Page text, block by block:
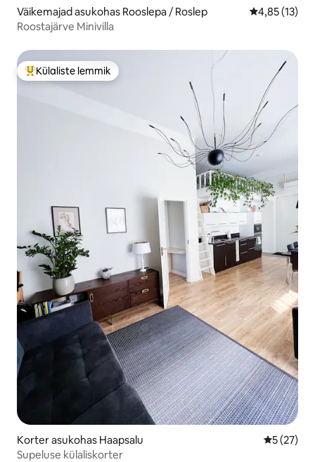
Väikemajad asukohas Rooslepa / Roslep Keskmine
4,85 (13)
Roostajärve Minivilla
Külaliste suur lemmik
Külaliste lemmik
Korter asukohas Haapsalu Keskmine
5 (27)
Supeluse külaliskorter